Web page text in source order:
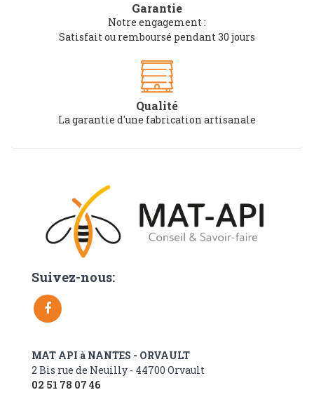
Garantie
Notre engagement :
Satisfait ou remboursé pendant 30 jours
Qualité
La garantie d'une fabrication artisanale
Suivez-nous:
MAT API à NANTES - ORVAULT
2 Bis rue de Neuilly - 44700 Orvault
02 51 78 07 46